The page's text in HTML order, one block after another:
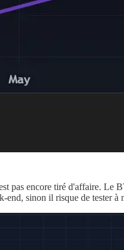
pas encore tiré d'affaire.
sinon il risque de tester à